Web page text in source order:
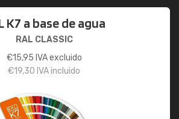
K7 a base de agua
RAL CLASSIC
€15,95 IVA excluido
€19,30 IVA incluido